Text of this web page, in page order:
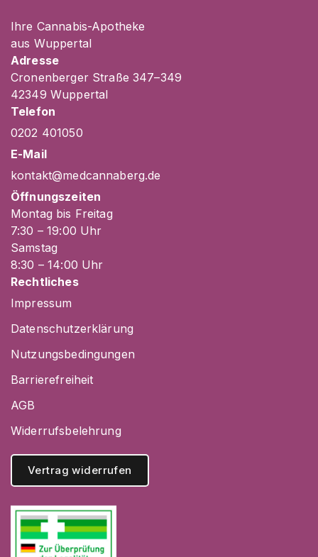
Ihre Cannabis-Apotheke
aus Wuppertal
Adresse
Cronenberger Straße 347–349
42349 Wuppertal
Telefon
0202 401050
E-Mail
kontakt@medcannaberg.de
Öffnungszeiten
Montag bis Freitag
7:30 – 19:00 Uhr
Samstag
8:30 – 14:00 Uhr
Rechtliches
Impressum
Datenschutzerklärung
Nutzungsbedingungen
Barrierefreiheit
AGB
Widerrufsbelehrung
Vertrag widerrufen